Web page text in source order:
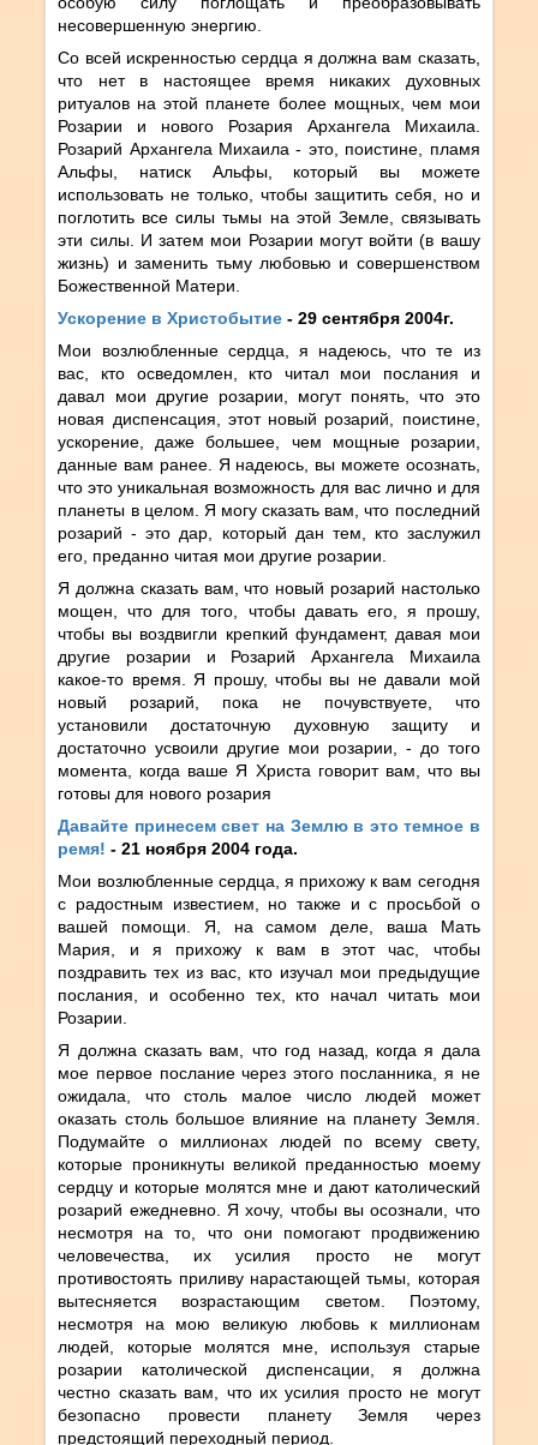
несовершенную энергию.
Со всей искренностью сердца я должна вам сказать,
что нет в настоящее время никаких духовных
ритуалов на этой планете более мощных, чем мои
Розарии и нового Розария Архангела Михаила.
Розарий Архангела Михаила - это, поистине, пламя
Альфы, натиск Альфы, который вы можете
использовать не только, чтобы защитить себя, но и
поглотить все силы тьмы на этой Земле, связывать
эти силы. И затем мои Розарии могут войти (в вашу
жизнь) и заменить тьму любовью и совершенством
Божественной Матери.
Ускорение в Христобытие - 29 сентября 2004г.
Мои возлюбленные сердца, я надеюсь, что те из
вас, кто осведомлен, кто читал мои послания и
давал мои другие розарии, могут понять, что это
новая диспенсация, этот новый розарий, поистине,
ускорение, даже большее, чем мощные розарии,
данные вам ранее. Я надеюсь, вы можете осознать,
что это уникальная возможность для вас лично и для
планеты в целом. Я могу сказать вам, что последний
розарий - это дар, который дан тем, кто заслужил
его, преданно читая мои другие розарии.
Я должна сказать вам, что новый розарий настолько
мощен, что для того, чтобы давать его, я прошу,
чтобы вы воздвигли крепкий фундамент, давая мои
другие розарии и Розарий Архангела Михаила
какое-то время. Я прошу, чтобы вы не давали мой
новый розарий, пока не почувствуете, что
установили достаточную духовную защиту и
достаточно усвоили другие мои розарии, - до того
момента, когда ваше Я Христа говорит вам, что вы
готовы для нового розария
Давайте принесем свет на Землю в это темное в
ремя! - 21 ноября 2004 года.
Мои возлюбленные сердца, я прихожу к вам сегодня
с радостным известием, но также и с просьбой о
вашей помощи. Я, на самом деле, ваша Мать
Мария, и я прихожу к вам в этот час, чтобы
поздравить тех из вас, кто изучал мои предыдущие
послания, и особенно тех, кто начал читать мои
Розарии.
Я должна сказать вам, что год назад, когда я дала
мое первое послание через этого посланника, я не
ожидала, что столь малое число людей может
оказать столь большое влияние на планету Земля.
Подумайте о миллионах людей по всему свету,
которые проникнуты великой преданностью моему
сердцу и которые молятся мне и дают католический
розарий ежедневно. Я хочу, чтобы вы осознали, что
несмотря на то, что они помогают продвижению
человечества, их усилия просто не могут
противостоять приливу нарастающей тьмы, которая
вытесняется возрастающим светом. Поэтому,
несмотря на мою великую любовь к миллионам
людей, которые молятся мне, используя старые
розарии католической диспенсации, я должна
честно сказать вам, что их усилия просто не могут
безопасно провести планету Земля через
предстоящий переходный период.